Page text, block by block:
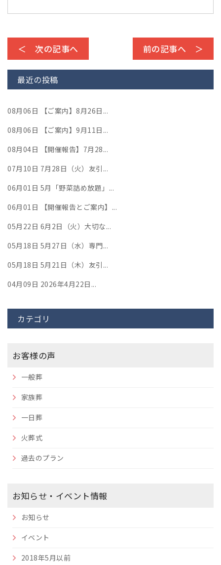
＜ 次の記事へ 前の記事へ ＞
最近の投稿
08月06日 【ご案内】8月26日...
08月06日 【ご案内】9月11日...
08月04日 【開催報告】7月28...
07月10日 7月28日（火）友引...
06月01日 5月「野菜詰め放題」...
06月01日 【開催報告とご案内】...
05月22日 6月2日（火）大切な...
05月18日 5月27日（水）専門...
05月18日 5月21日（木）友引...
04月09日 2026年4月22日...
カテゴリ
お客様の声
一般葬
家族葬
一日葬
火葬式
過去のプラン
お知らせ・イベント情報
お知らせ
イベント
2018年5月以前